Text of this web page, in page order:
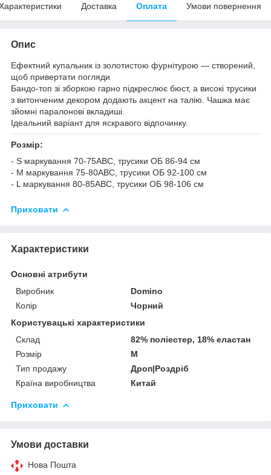
Доставка Оплата Умови повернення
Опис
Ефектний купальник із золотистою фурнітурою — створений,
щоб привертати погляди
Бандо-топ зі зборкою гарно підкреслює бюст, а високі трусики
з витонченим декором додають акцент на талію. Чашка має
зйомні паралонові вкладиші.
Ідеальний варіант для яскравого відпочинку.
Розмір:
- S маркування 70-75АВС, трусики ОБ 86-94 см
- M маркування 75-80АВС, трусики ОБ 92-100 см
- L маркування 80-85АBC, трусики ОБ 98-106 см
Приховати
Характеристики
Основні атрибути
Виробник
Domino
Колір
Чорний
Користувацькі характеристики
Склад
82% поліестер, 18% еластан
Розмір
M
Тип продажу
Дроп|Роздріб
Країна виробництва
Китай
Приховати
Умови доставки
Нова Пошта